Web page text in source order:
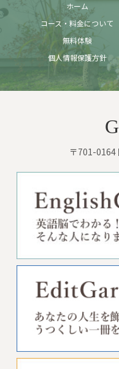
ホーム
コース・料金について
無料体験
個人情報保護方針
〒701-0164